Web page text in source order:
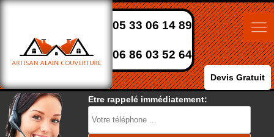
05 33 06 14 89
06 86 03 52 64
Devis Gratuit
Etre rappelé immédiatement: